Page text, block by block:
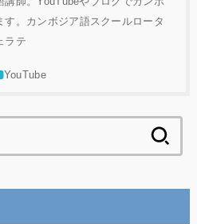
す。カンボジア語スクールロータ
ラテ
索: